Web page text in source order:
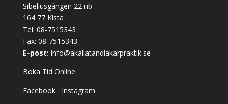
Sibeliusgången 22 nb
164 77 Kista
Tel: 08-7515343
Fax: 08-7515343
E-post: info@akallatandlakarpraktik.se
Boka Tid Online
Facebook
Instagram